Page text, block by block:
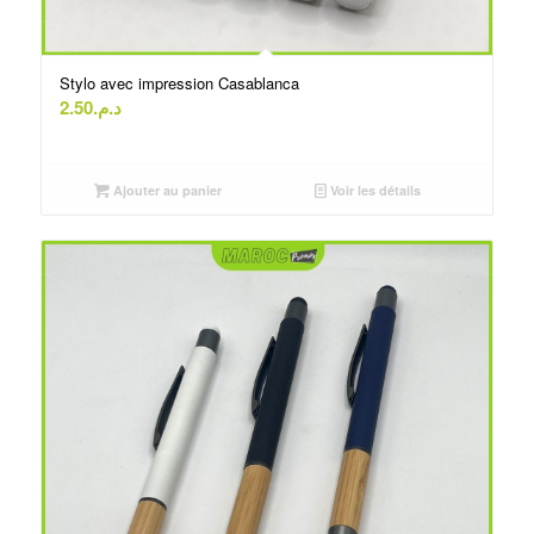
Stylo avec impression Casablanca
د.م.2.50
Ajouter au panier Voir les détails